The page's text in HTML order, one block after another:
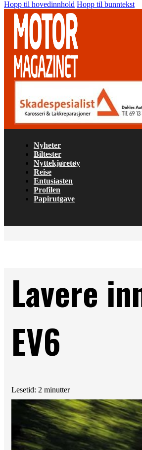
Hopp til hovedinnhold Hopp til bunntekst
Nyheter
Biltester
Nyttekjøretøy
Reise
Entusiasten
Profilen
Papirutgave
Lavere
EV6
Lesetid: 2 minutter